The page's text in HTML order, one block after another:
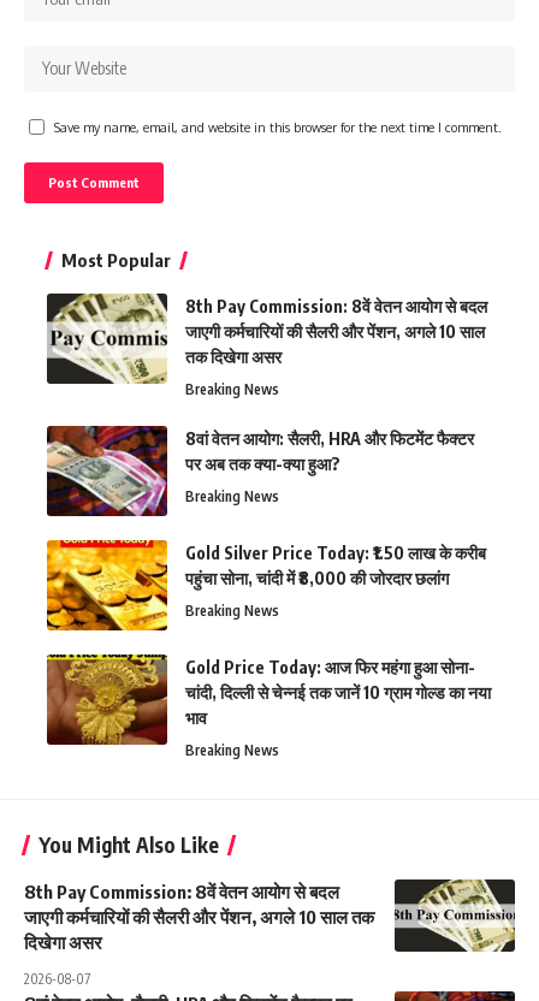
Save my name, email, and website in this browser for the next time I comment.
Most Popular
8th Pay Commission: 8वें वेतन आयोग से बदल
जाएगी कर्मचारियों की सैलरी और पेंशन, अगले 10 साल
तक दिखेगा असर
Breaking News
8वां वेतन आयोग: सैलरी, HRA और फिटमेंट फैक्टर
पर अब तक क्या-क्या हुआ?
Breaking News
Gold Silver Price Today: ₹1.50 लाख के करीब
पहुंचा सोना, चांदी में ₹8,000 की जोरदार छलांग
Breaking News
Gold Price Today: आज फिर महंगा हुआ सोना-
चांदी, दिल्ली से चेन्नई तक जानें 10 ग्राम गोल्ड का नया
भाव
Breaking News
You Might Also Like
8th Pay Commission: 8वें वेतन आयोग से बदल
जाएगी कर्मचारियों की सैलरी और पेंशन, अगले 10 साल तक
दिखेगा असर
2026-08-07